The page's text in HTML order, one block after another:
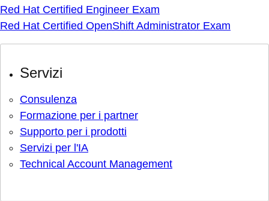
Red Hat Certified Engineer Exam
Red Hat Certified OpenShift Administrator Exam
Servizi
Consulenza
Formazione per i partner
Supporto per i prodotti
Servizi per l'IA
Technical Account Management